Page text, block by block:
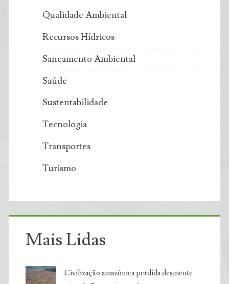
Qualidade Ambiental
Recursos Hídricos
Saneamento Ambiental
Saúde
Sustentabilidade
Tecnologia
Transportes
Turismo
Mais Lidas
Civilização amazônica perdida desmente